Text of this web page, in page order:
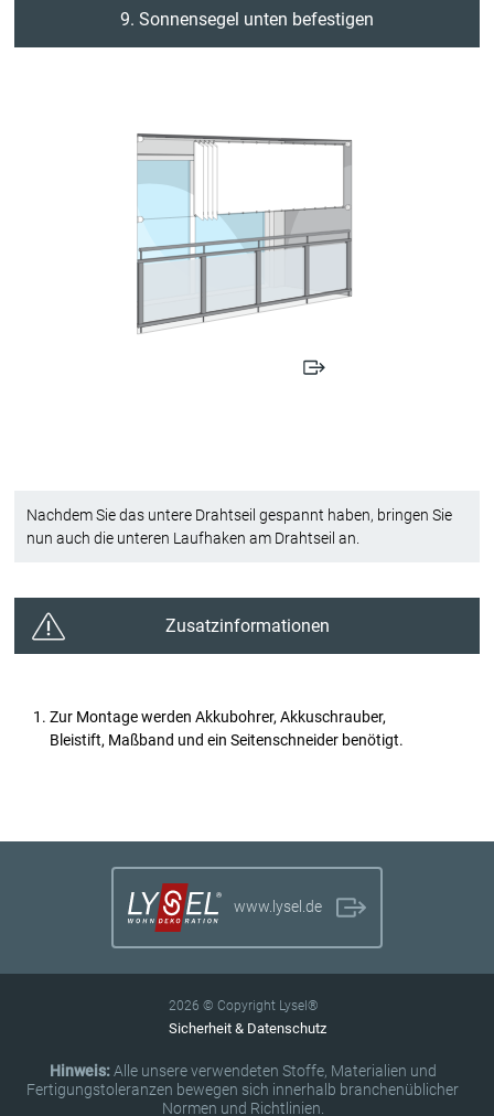
9. Sonnensegel unten befestigen
Nachdem Sie das untere Drahtseil gespannt haben, bringen Sie
nun auch die unteren Laufhaken am Drahtseil an.
Zusatzinformationen
Zur Montage werden Akkubohrer, Akkuschrauber,
Bleistift, Maßband und ein Seitenschneider benötigt.
www.lysel.de
2026 © Copyright Lysel®
Sicherheit & Datenschutz
Hinweis:Alle unsere verwendeten Stoffe, Materialien und
Fertigungstoleranzen bewegen sich innerhalb branchenüblicher
Normen und Richtlinien.